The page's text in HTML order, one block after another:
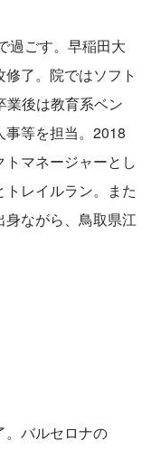
過ごす。早稲田大
了。院ではソフト
業後は教育系ベン
等を担当。2018
マネージャーとし
レイルラン。また
身ながら、鳥取県江
。バルセロナの